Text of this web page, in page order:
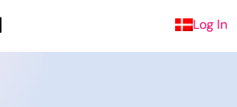
Log In